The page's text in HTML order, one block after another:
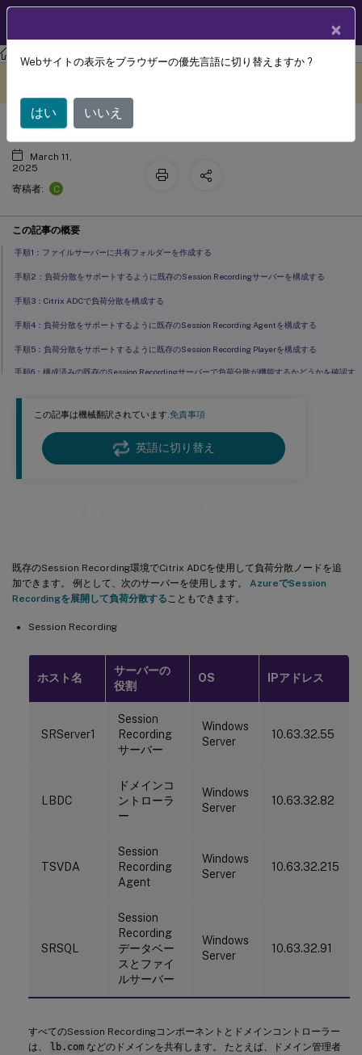
Session Recording Session Recording 2212
この記事は機械翻訳されています.免責事項
英語に切り替え
既存のSession Recording環境でCitrix ADCを使用して負荷分散ノードを追
加できます。 例として、次のサーバーを使用します。 AzureでSession
Recordingを展開して負荷分散する こともできます。
Session Recording
ホスト名
サーバーの
役割
OS IPアドレス
SRServer1
Session
Recording
サーバー
Windows
Server
10.63.32.55
LBDC
ドメインコ
ントローラ
ー
Windows
Server
10.63.32.82
TSVDA
Session
Recording
Agent
Windows
Server
10.63.32.215
SRSQL
Session
Recording
データベー
スとファイ
ルサーバー
Windows
Server
10.63.32.91
すべてのSession Recordingコンポーネントとドメインコントローラー
は、
lb.com などのドメインを共有します。 たとえば、ドメイン管理者
既存の環境での負荷分散の構成
March 11,
2025
寄稿者:
C
この記事の概要
手順1：ファイルサーバーに共有フォルダーを作成する
手順2：負荷分散をサポートするように既存のSession Recordingサーバーを構成する
手順3：Citrix ADCで負荷分散を構成する
手順4：負荷分散をサポートするように既存のSession Recording Agentを構成する
手順5：負荷分散をサポートするように既存のSession Recording Playerを構成する
手順6：構成済みの既存のSession Recordingサーバーで負荷分散が機能するかどうかを確認す
トラブルシューティング
×
Webサイトの表示をブラウザーの優先言語に切り替えますか ?
はい いいえ